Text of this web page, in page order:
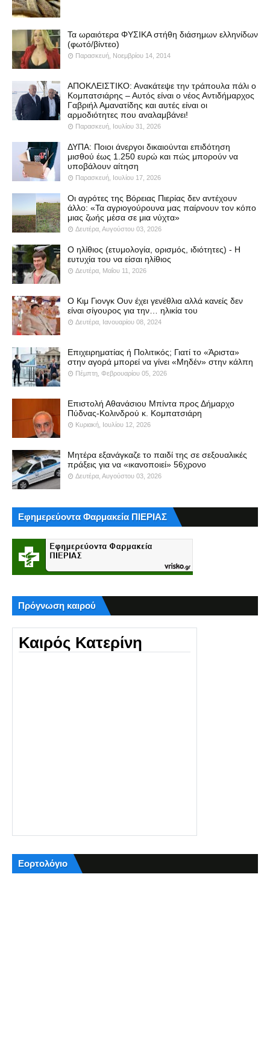
Τα ωραιότερα ΦΥΣΙΚΑ στήθη διάσημων ελληνίδων
(φωτό/βίντεο)
Παρασκευή, Νοεμβρίου 14, 2014
ΑΠΟΚΛΕΙΣΤΙΚΟ: Ανακάτεψε την τράπουλα πάλι ο
Κομπατσιάρης – Αυτός είναι ο νέος Αντιδήμαρχος
Γαβριήλ Αμανατίδης και αυτές είναι οι
αρμοδιότητες που αναλαμβάνει!
Παρασκευή, Ιουλίου 31, 2026
ΔΥΠΑ: Ποιοι άνεργοι δικαιούνται επιδότηση
μισθού έως 1.250 ευρώ και πώς μπορούν να
υποβάλουν αίτηση
Παρασκευή, Ιουλίου 17, 2026
Οι αγρότες της Βόρειας Πιερίας δεν αντέχουν
άλλο: «Τα αγριογούρουνα μας παίρνουν τον κόπο
μιας ζωής μέσα σε μια νύχτα»
Δευτέρα, Αυγούστου 03, 2026
Ο ηλίθιος (ετυμολογία, ορισμός, ιδιότητες) - Η
ευτυχία του να είσαι ηλίθιος
Δευτέρα, Μαΐου 11, 2026
Ο Κιμ Γιονγκ Ουν έχει γενέθλια αλλά κανείς δεν
είναι σίγουρος για την… ηλικία του
Δευτέρα, Ιανουαρίου 08, 2024
Επιχειρηματίας ή Πολιτικός; Γιατί το «Άριστα»
στην αγορά μπορεί να γίνει «Μηδέν» στην κάλπη
Πέμπτη, Φεβρουαρίου 05, 2026
Επιστολή Αθανάσιου Μπίντα προς Δήμαρχο
Πύδνας-Κολινδρού κ. Κομπατσιάρη
Κυριακή, Ιουλίου 12, 2026
Μητέρα εξανάγκαζε το παιδί της σε σεξουαλικές
πράξεις για να «ικανοποιεί» 56χρονο
Δευτέρα, Αυγούστου 03, 2026
Εφημερεύοντα Φαρμακεία ΠΙΕΡΙΑΣ
Πρόγνωση καιρού
Καιρός Κατερίνη
Εορτολόγιο